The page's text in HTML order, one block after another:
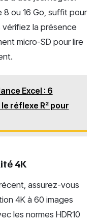
ou 16 Go, suffit pour
vérifiez la présence
micro-SD pour lire
Excel : 6
réflexe R² pour
4K
assurez-vous
4K à 60 images
les normes HDR10